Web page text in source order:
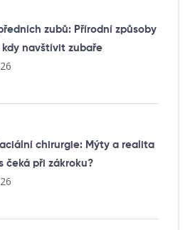
zubů: Přírodní způsoby
navštívit zubaře
chirurgie: Mýty a realita
čeká při zákroku?